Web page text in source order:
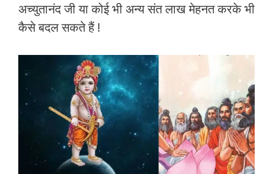
अच्युतानंद जी या कोई भी अन्य संत लाख मेहनत करके भी
कैसे बदल सकते हैं !